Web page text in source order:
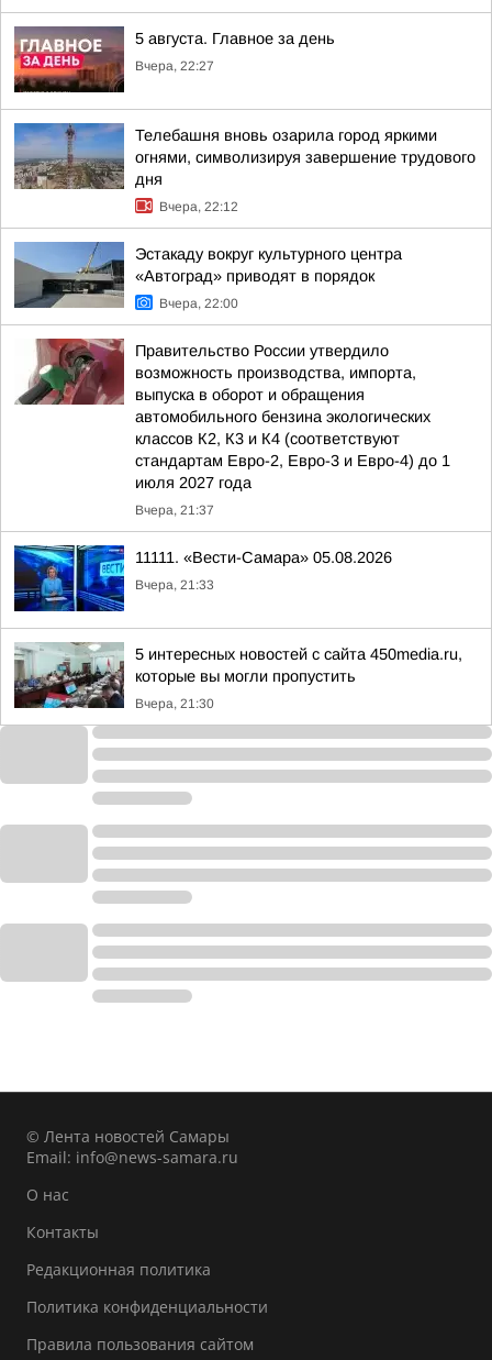
5 августа. Главное за день
Вчера, 22:27
Телебашня вновь озарила город яркими
огнями, символизируя завершение трудового
дня
Вчера, 22:12
Эстакаду вокруг культурного центра
«Автоград» приводят в порядок
Вчера, 22:00
Правительство России утвердило
возможность производства, импорта,
выпуска в оборот и обращения
автомобильного бензина экологических
классов К2, К3 и К4 (соответствуют
стандартам Евро-2, Евро-3 и Евро-4) до 1
июля 2027 года
Вчера, 21:37
11111. «Вести-Самара» 05.08.2026
Вчера, 21:33
5 интересных новостей с сайта 450media.ru,
которые вы могли пропустить
Вчера, 21:30
© Лента новостей Самары
Email: info@news-samara.ru
О нас
Контакты
Редакционная политика
Политика конфиденциальности
Правила пользования сайтом